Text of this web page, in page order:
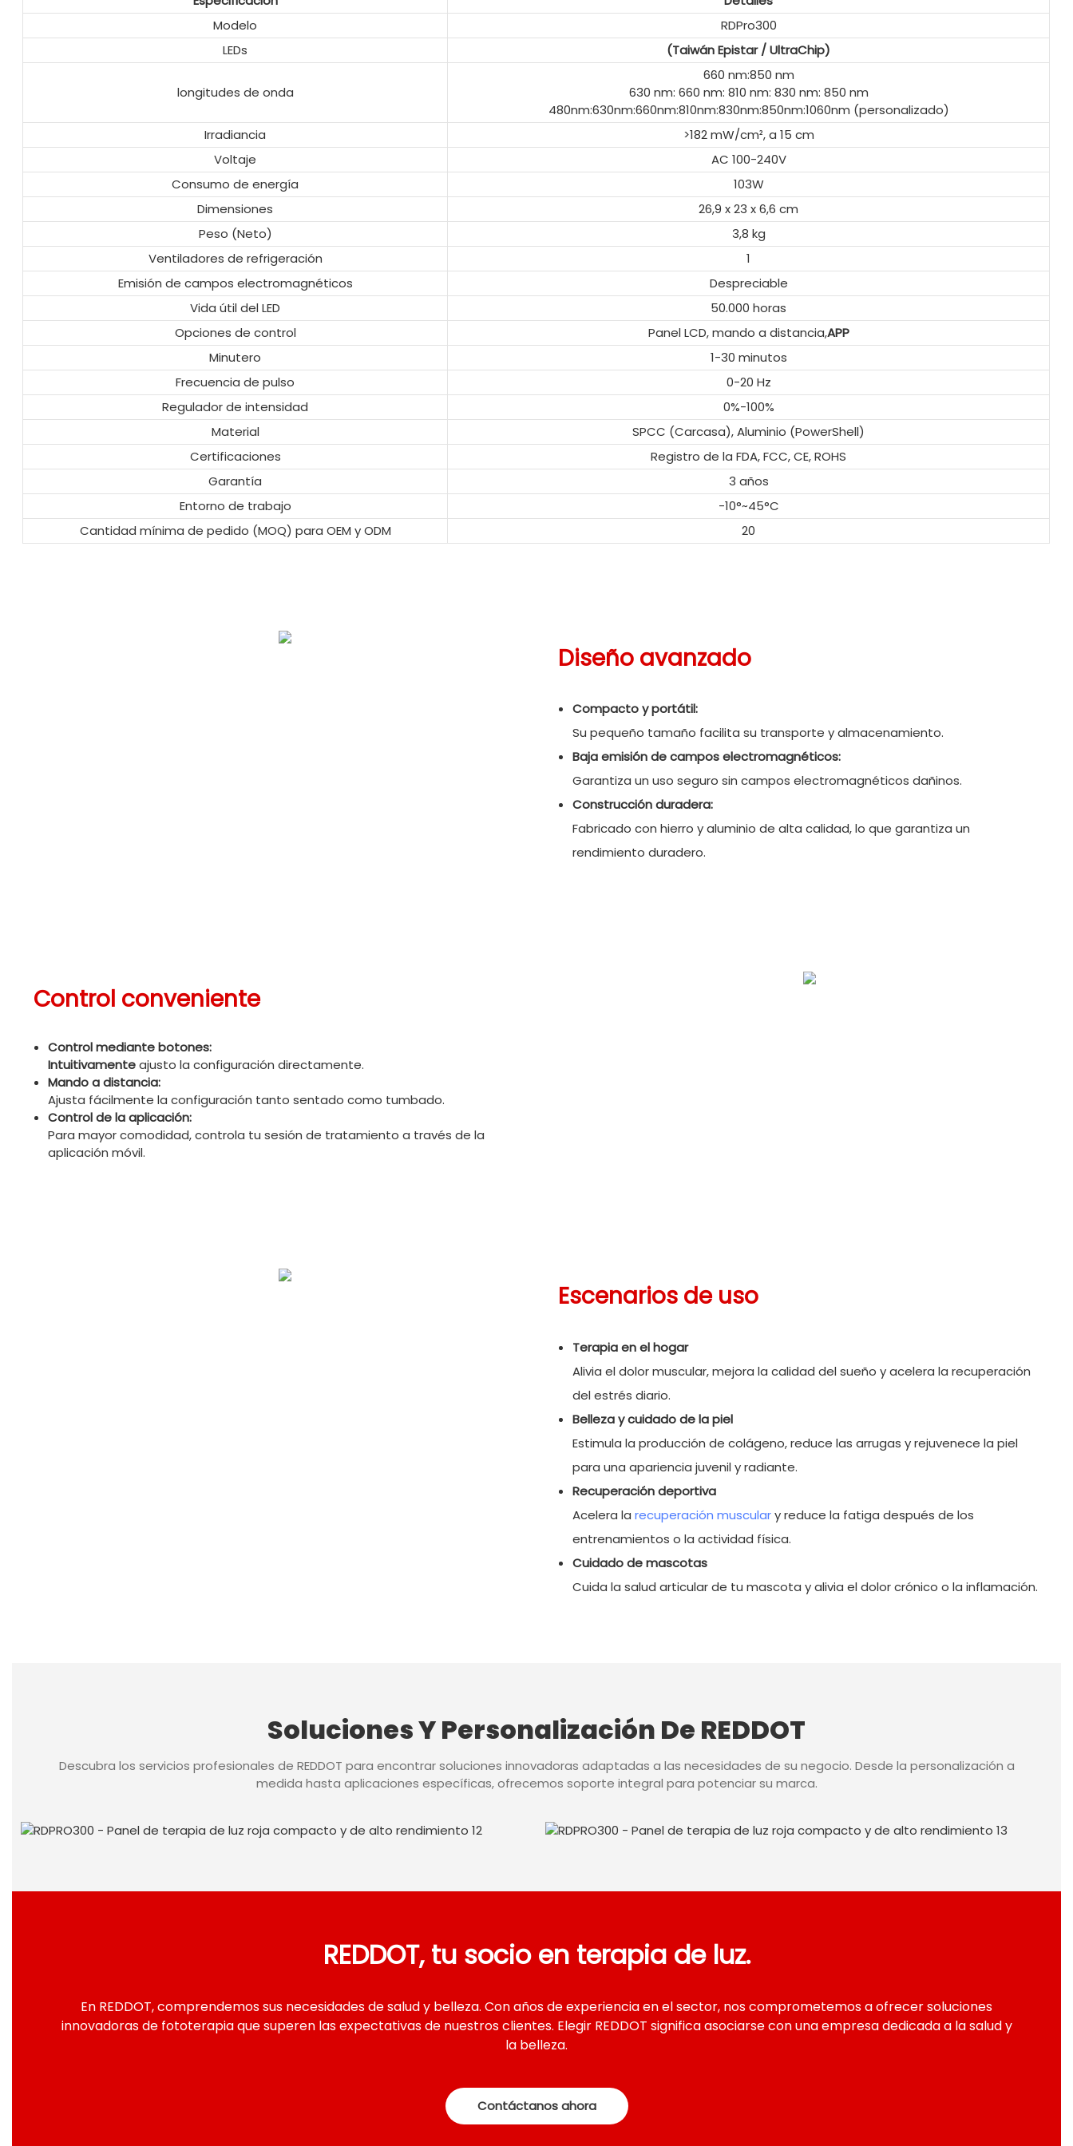
Modelo
RDPro300
LEDs
(Taiwán Epistar / UltraChip)
longitudes de onda
660 nm:850 nm
630 nm: 660 nm: 810 nm: 830 nm: 850 nm
480nm:630nm:660nm:810nm:830nm:850nm:1060nm (personalizado)
Irradiancia
>182 mW/cm², a 15 cm
Voltaje
AC 100-240V
Consumo de energía
103W
Dimensiones
26,9 x 23 x 6,6 cm
Peso (Neto)
3,8 kg
Ventiladores de refrigeración
1
Emisión de campos electromagnéticos
Despreciable
Vida útil del LED
50.000 horas
Opciones de control
Panel LCD, mando a distancia,APP
Minutero
1-30 minutos
Frecuencia de pulso
0-20 Hz
Regulador de intensidad
0%-100%
Material
SPCC (Carcasa), Aluminio (PowerShell)
Certificaciones
Registro de la FDA, FCC, CE, ROHS
Garantía
3 años
Entorno de trabajo
-10°~45°C
Cantidad mínima de pedido (MOQ) para OEM y ODM
20
Diseño avanzado
Compacto y portátil:
Su pequeño tamaño facilita su transporte y almacenamiento.
Baja emisión de campos electromagnéticos:
Garantiza un uso seguro sin campos electromagnéticos dañinos.
Construcción duradera:
Fabricado con hierro y aluminio de alta calidad, lo que garantiza un
rendimiento duradero.
Control conveniente
Control mediante botones:
Intuitivamenteajusto la configuración directamente.
Mando a distancia:
Ajusta fácilmente la configuración tanto sentado como tumbado.
Control de la aplicación:
Para mayor comodidad, controla tu sesión de tratamiento a través de la
aplicación móvil.
Escenarios de uso
Terapia en el hogar
Alivia el dolor muscular, mejora la calidad del sueño y acelera la recuperación
del estrés diario.
Belleza y cuidado de la piel
Estimula la producción de colágeno, reduce las arrugas y rejuvenece la piel
para una apariencia juvenil y radiante.
Recuperación deportiva
Acelera la recuperación musculary reduce la fatiga después de los
entrenamientos o la actividad física.
Cuidado de mascotas
Cuida la salud articular de tu mascota y alivia el dolor crónico o la inflamación.
Soluciones Y Personalización De REDDOT
Descubra los servicios profesionales de REDDOT para encontrar soluciones innovadoras adaptadas a las necesidades de su negocio. Desde la personalización a
medida hasta aplicaciones específicas, ofrecemos soporte integral para potenciar su marca.
mejoren su presencia en el mercado.
REDDOT, tu socio en terapia de luz.
En REDDOT, comprendemos sus necesidades de salud y belleza. Con años de experiencia en el sector, nos comprometemos a ofrecer soluciones
innovadoras de fototerapia que superen las expectativas de nuestros clientes. Elegir REDDOT significa asociarse con una empresa dedicada a la salud y
la belleza.
Contáctanos ahora